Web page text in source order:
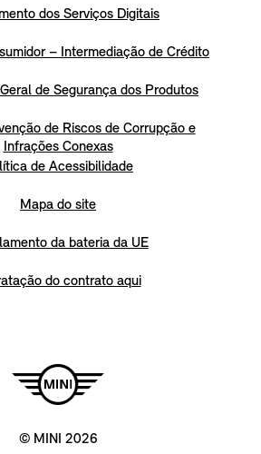
dos Serviços Digitais
– Intermediação de Crédito
de Segurança dos Produtos
de Riscos de Corrupção e
Infrações Conexas
de Acessibilidade
Mapa do site
da bateria da UE
do contrato aqui
© MINI 2026